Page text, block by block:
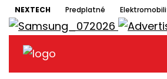
NEXTECH Predplatné